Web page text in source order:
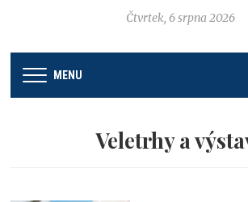
Čtvrtek, 6 srpna 2026
MENU
Veletrhy a